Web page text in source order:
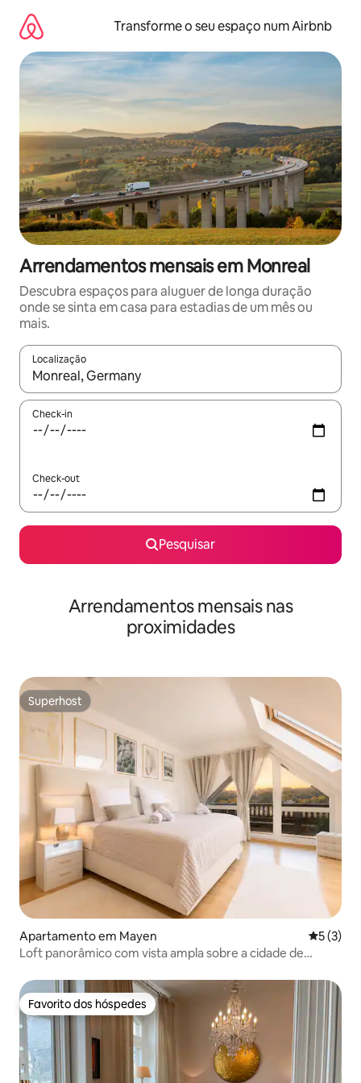
para
conteúdo
Transforme o seu espaço num Airbnb
Arrendamentos mensais em Monreal
Descubra espaços para aluguer de longa duração
onde se sinta em casa para estadias de um mês ou
mais.
Localização
Quando os resultados estiverem disponíveis, navegue com
Check-in
Check-out
Pesquisar
Arrendamentos mensais nas
proximidades
Superhost
Superhost
Apartamento em Mayen
5 (3)
Loft panorâmico com vista ampla sobre a cidade de
Favorito dos hóspedes
Favorito dos hóspedes